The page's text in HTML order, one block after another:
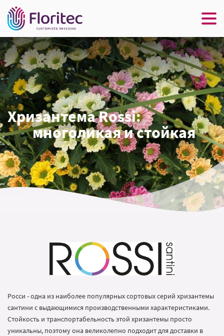
Хризантема Rossi:
многоликая и стойкая
Росси - одна из наиболее популярных сортовых серий хризантемы
сантини с выдающимися производственными характеристиками.
Стойкость и транспортабельность этой хризантемы просто
уникальны, поэтому она великолепно подходит для доставки в